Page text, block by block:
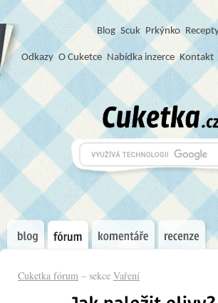
Blog Scuk Prkýnko
Odkazy O Cuketce Nabídka inzerce Kontakt
Cuketka fórum – sekce Vaření